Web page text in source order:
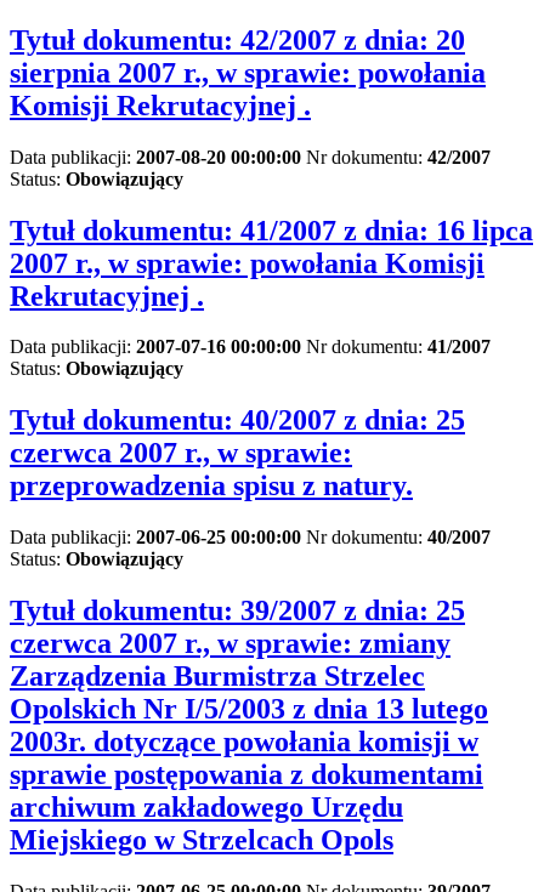
Tytuł dokumentu: 42/2007 z dnia: 20
sierpnia 2007 r., w sprawie: powołania
Komisji Rekrutacyjnej .
Data publikacji: 2007-08-20 00:00:00 Nr dokumentu: 42/2007
Status: Obowiązujący
Tytuł dokumentu: 41/2007 z dnia: 16 lipca
2007 r., w sprawie: powołania Komisji
Rekrutacyjnej .
Data publikacji: 2007-07-16 00:00:00 Nr dokumentu: 41/2007
Status: Obowiązujący
Tytuł dokumentu: 40/2007 z dnia: 25
czerwca 2007 r., w sprawie:
przeprowadzenia spisu z natury.
Data publikacji: 2007-06-25 00:00:00 Nr dokumentu: 40/2007
Status: Obowiązujący
Tytuł dokumentu: 39/2007 z dnia: 25
czerwca 2007 r., w sprawie: zmiany
Zarządzenia Burmistrza Strzelec
Opolskich Nr I/5/2003 z dnia 13 lutego
2003r. dotyczące powołania komisji w
sprawie postępowania z dokumentami
archiwum zakładowego Urzędu
Miejskiego w Strzelcach Opols